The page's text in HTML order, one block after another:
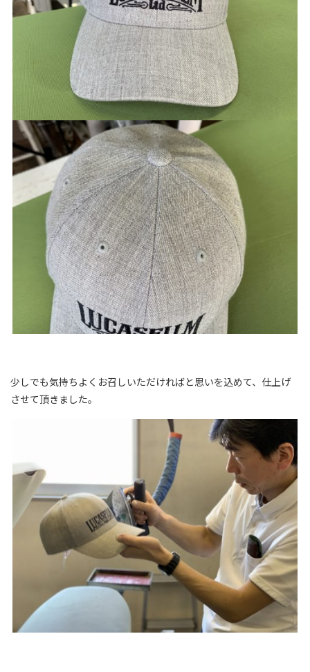
少しでも気持ちよくお召しいただければと思いを込めて、仕上げ
させて頂きました。